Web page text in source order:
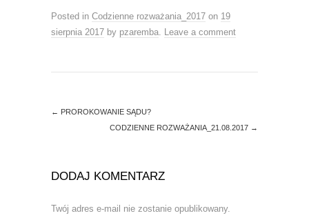
e
n
s
i
d
p
e
n
s
n
o
Posted in Codzienne rozważania_2017 on 19
sierpnia 2017 by pzaremba Leave a comment
← PROROKOWANIE SĄDU?
CODZIENNE ROZWAŻANIA_21.08.2017 →
DODAJ KOMENTARZ
Twój adres e-mail nie zostanie opublikowany.